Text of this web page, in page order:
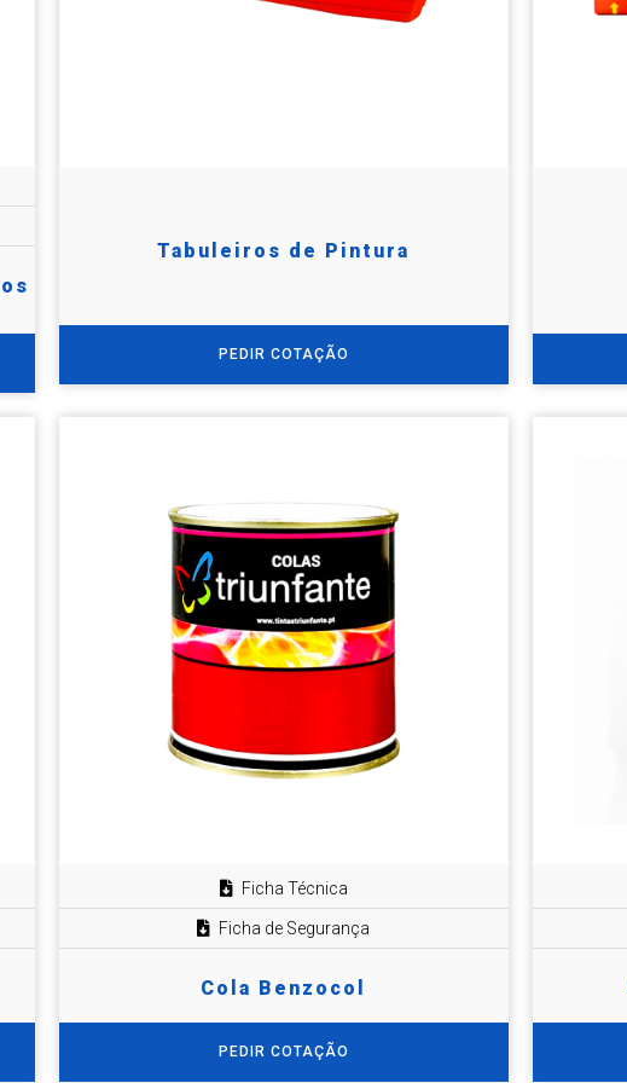
Tabuleiros de Pintura
PEDIR COTAÇÃO
Ficha Técnica
Ficha de Segurança
Cola Benzocol
PEDIR COTAÇÃO